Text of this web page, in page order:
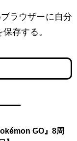
ラウザーに自分
存する。
GO』8周